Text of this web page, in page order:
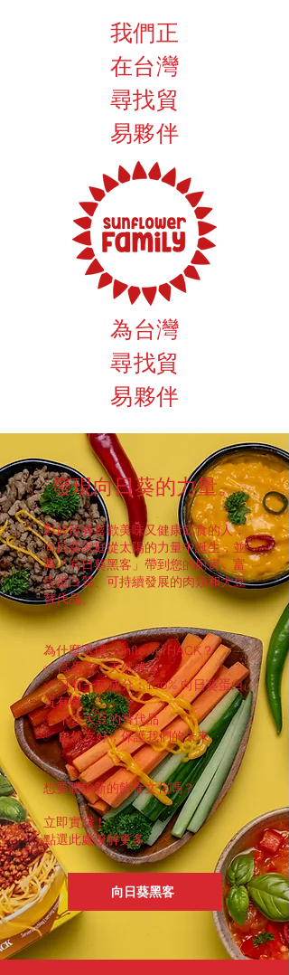
我們正
在台灣
尋找貿
易夥伴
為台灣
尋找貿
易夥伴
發現向日葵的力量。
對於所有喜歡美味又健康飲食的人，
向日葵家庭從太陽的力量中誕生，並
將「向日葵黑客」帶到您的廚房。富
含蛋白質、可持續發展的肉類和大豆
替代品。
為什麼選擇 sunflowerHACK？
✅ 高蛋白、天然成分
✅ 只有一種成分：100% 向日葵蛋白
質有機
✅ 不含大豆的替代品
✅ 自然友好，保護我們的未來
想要體驗新的飲食文化嗎？
立即實踐！
點選此處瞭解更多
向日葵黑客